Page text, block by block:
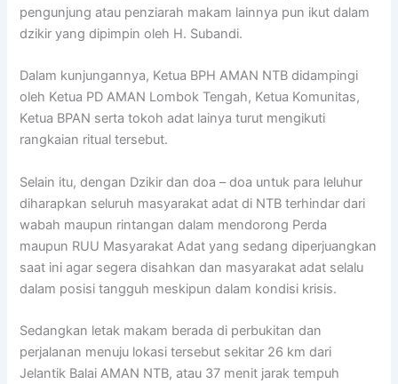
pengunjung atau penziarah makam lainnya pun ikut dalam
dzikir yang dipimpin oleh H. Subandi.
Dalam kunjungannya, Ketua BPH AMAN NTB didampingi
oleh Ketua PD AMAN Lombok Tengah, Ketua Komunitas,
Ketua BPAN serta tokoh adat lainya turut mengikuti
rangkaian ritual tersebut.
Selain itu, dengan Dzikir dan doa – doa untuk para leluhur
diharapkan seluruh masyarakat adat di NTB terhindar dari
wabah maupun rintangan dalam mendorong Perda
maupun RUU Masyarakat Adat yang sedang diperjuangkan
saat ini agar segera disahkan dan masyarakat adat selalu
dalam posisi tangguh meskipun dalam kondisi krisis.
Sedangkan letak makam berada di perbukitan dan
perjalanan menuju lokasi tersebut sekitar 26 km dari
Jelantik Balai AMAN NTB, atau 37 menit jarak tempuh